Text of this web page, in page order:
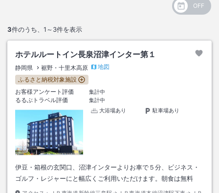
3件のうち、 1～3件を表示
ホテルルートイン長泉沼津インター第１
静岡県 裾野・十里木高原
地図
ふるさと納税対象施設
お客様アンケート評価
集計中
るるぶトラベル評価
集計中
大浴場あり
駐車場あり
伊豆・箱根の玄関口、沼津インターよりお車で５分、ビジネス・
ゴルフ・レジャーにと幅広くご利用いただけます。朝食は無料